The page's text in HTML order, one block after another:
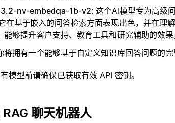
3.2-nv-embedqa-1b-v2: 这个AI模型专为高级
在基于嵌入的问答检索方面表现出色，并在理
够提升客户支持、教育工具和研究辅助的效果
拥有一个能够基于自定义知识库回答问题的完
模型前请确保已获取有效 API 密钥。
聊天机器人